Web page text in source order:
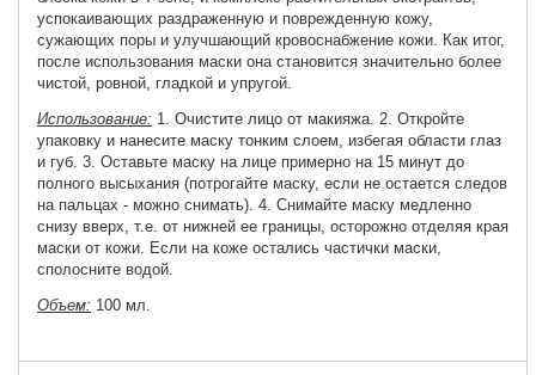
успокаивающих раздраженную и поврежденную кожу,
сужающих поры и улучшающий кровоснабжение кожи. Как итог,
после использования маски она становится значительно более
чистой, ровной, гладкой и упругой.
Использование: 1. Очистите лицо от макияжа. 2. Откройте
упаковку и нанесите маску тонким слоем, избегая области глаз
и губ. 3. Оставьте маску на лице примерно на 15 минут до
полного высыхания (потрогайте маску, если не остается следов
на пальцах - можно снимать). 4. Снимайте маску медленно
снизу вверх, т.е. от нижней ее границы, осторожно отделяя края
маски от кожи. Если на коже остались частички маски,
сполосните водой.
Объем: 100 мл